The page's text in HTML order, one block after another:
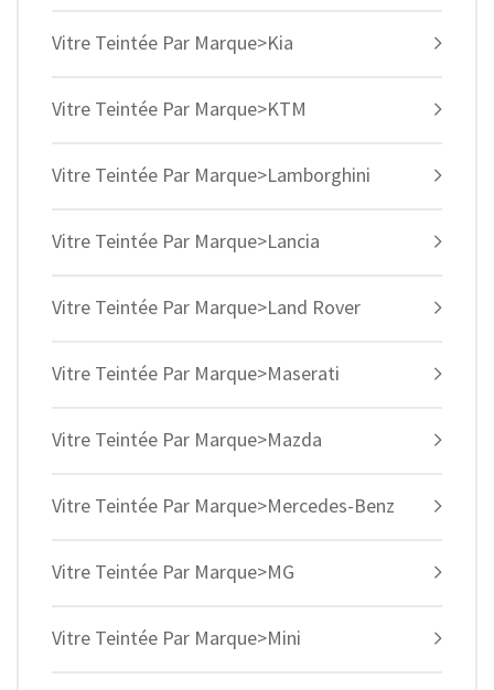
Vitre Teintée Par Marque>Kia
Vitre Teintée Par Marque>KTM
Vitre Teintée Par Marque>Lamborghini
Vitre Teintée Par Marque>Lancia
Vitre Teintée Par Marque>Land Rover
Vitre Teintée Par Marque>Maserati
Vitre Teintée Par Marque>Mazda
Vitre Teintée Par Marque>Mercedes-Benz
Vitre Teintée Par Marque>MG
Vitre Teintée Par Marque>Mini